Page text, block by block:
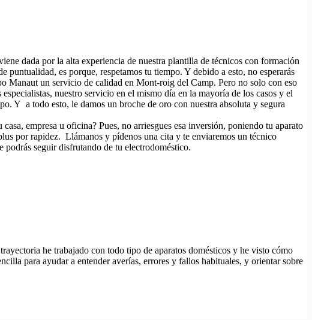
dada por la alta experiencia de nuestra plantilla de técnicos con formación
es porque, respetamos tu tiempo. Y debido a esto, no esperarás
Manaut un servicio de calidad en Mont-roig del Camp. Pero no solo con eso
nuestro servicio en el mismo día en la mayoría de los casos y el
Y a todo esto, le damos un broche de oro con nuestra absoluta y segura
empresa u oficina? Pues, no arriesgues esa inversión, poniendo tu aparato
por rapidez. Llámanos y pídenos una cita y te enviaremos un técnico
podrás seguir disfrutando de tu electrodoméstico.
he trabajado con todo tipo de aparatos domésticos y he visto cómo
para ayudar a entender averías, errores y fallos habituales, y orientar sobre